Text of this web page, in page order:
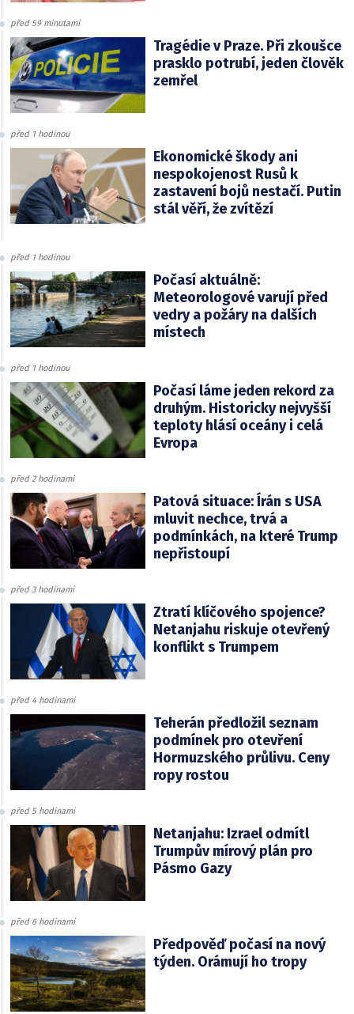
před 59 minutami
Tragédie v Praze. Při zkoušce
prasklo potrubí, jeden člověk
zemřel
před 1 hodinou
Ekonomické škody ani
nespokojenost Rusů k
zastavení bojů nestačí. Putin
stál věří, že zvítězí
před 1 hodinou
Počasí aktuálně:
Meteorologové varují před
vedry a požáry na dalších
místech
před 1 hodinou
Počasí láme jeden rekord za
druhým. Historicky nejvyšší
teploty hlásí oceány i celá
Evropa
před 2 hodinami
Patová situace: Írán s USA
mluvit nechce, trvá a
podmínkách, na které Trump
nepřistoupí
před 3 hodinami
Ztratí klíčového spojence?
Netanjahu riskuje otevřený
konflikt s Trumpem
před 4 hodinami
Teherán předložil seznam
podmínek pro otevření
Hormuzského průlivu. Ceny
ropy rostou
před 5 hodinami
Netanjahu: Izrael odmítl
Trumpův mírový plán pro
Pásmo Gazy
před 6 hodinami
Předpověď počasí na nový
týden. Orámují ho tropy